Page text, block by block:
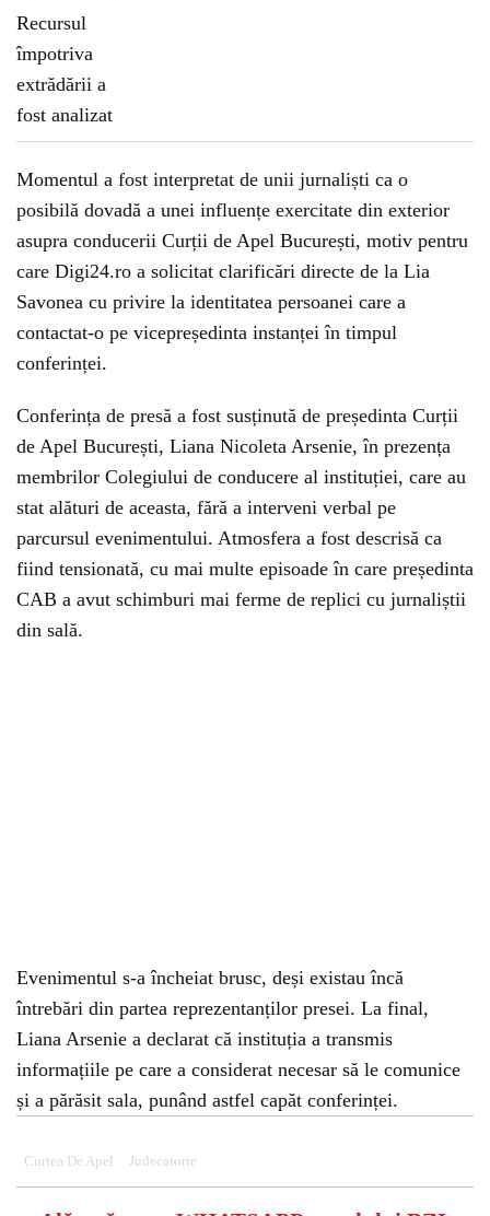
Momentul a fost interpretat de unii jurnaliști ca o
posibilă dovadă a unei influențe exercitate din exterior
asupra conducerii Curții de Apel București, motiv pentru
care Digi24.ro a solicitat clarificări directe de la Lia
Savonea cu privire la identitatea persoanei care a
contactat-o pe vicepreședinta instanței în timpul
conferinței.
Conferința de presă a fost susținută de președinta Curții
de Apel București, Liana Nicoleta Arsenie, în prezența
membrilor Colegiului de conducere al instituției, care au
stat alături de aceasta, fără a interveni verbal pe
parcursul evenimentului. Atmosfera a fost descrisă ca
fiind tensionată, cu mai multe episoade în care președinta
CAB a avut schimburi mai ferme de replici cu jurnaliștii
din sală.
Evenimentul s-a încheiat brusc, deși existau încă
întrebări din partea reprezentanților presei. La final,
Liana Arsenie a declarat că instituția a transmis
informațiile pe care a considerat necesar să le comunice
și a părăsit sala, punând astfel capăt conferinței.
Curtea De Apel Judecatorie